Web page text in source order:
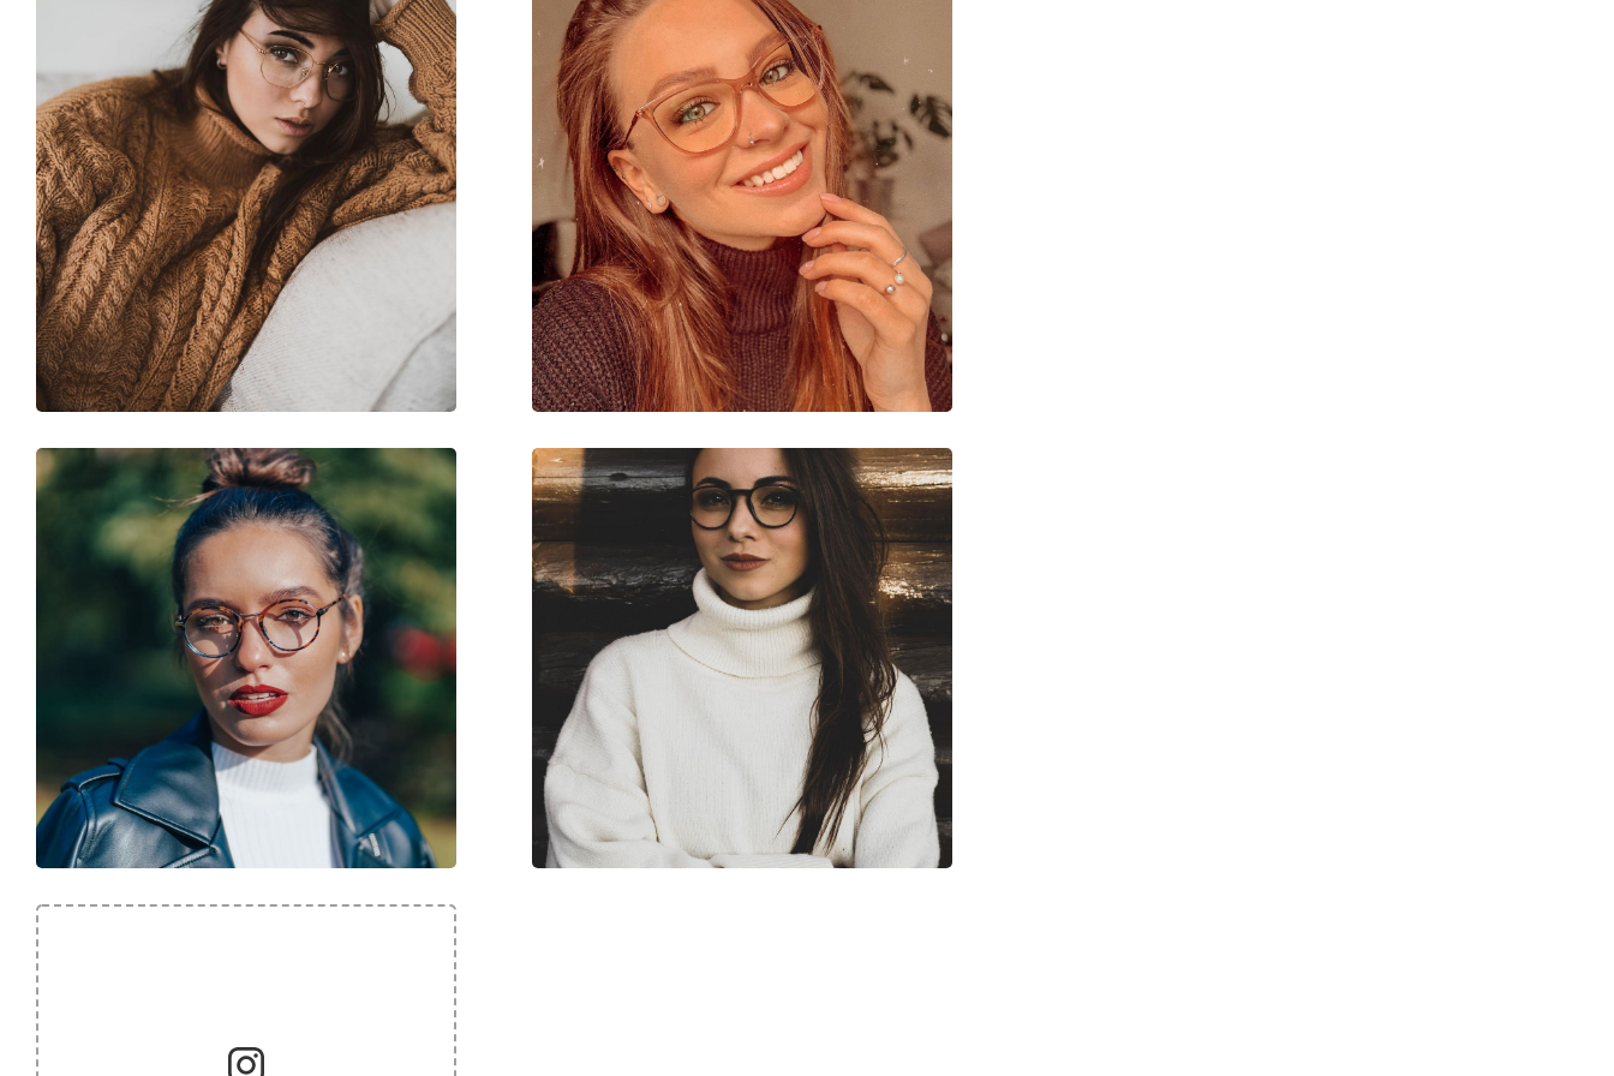
75 g
Verstellbare Nasenpads:
Federscharnier:
Nein
Sonnenclip:
Nein
Accessories
Etui:
Ja
Reinigungstuch:
Weiteres
Sex:
Damen
Kategorie:
Brillen
Marke:
Bogner
Code:
63034 7200 16 55